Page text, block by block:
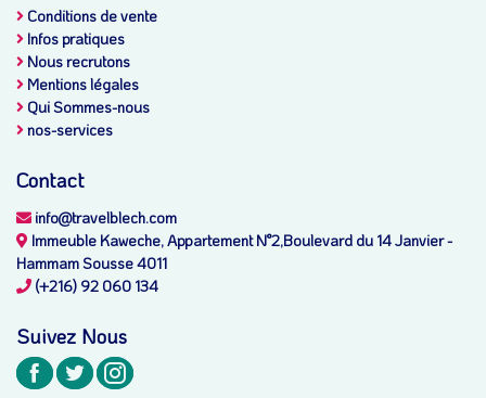
Conditions de vente
Infos pratiques
Nous recrutons
Mentions légales
Qui Sommes-nous
nos-services
Contact
info@travelblech.com
Immeuble Kaweche, Appartement N°2,Boulevard du 14 Janvier -
Hammam Sousse 4011
(+216) 92 060 134
Suivez Nous